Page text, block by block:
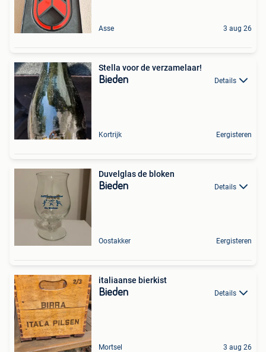
Asse 3 aug 26
Stella voor de verzamelaar!
Bieden Details
Kortrijk Eergisteren
Duvelglas de bloken
Bieden Details
Oostakker Eergisteren
italiaanse bierkist
Bieden Details
Mortsel 3 aug 26